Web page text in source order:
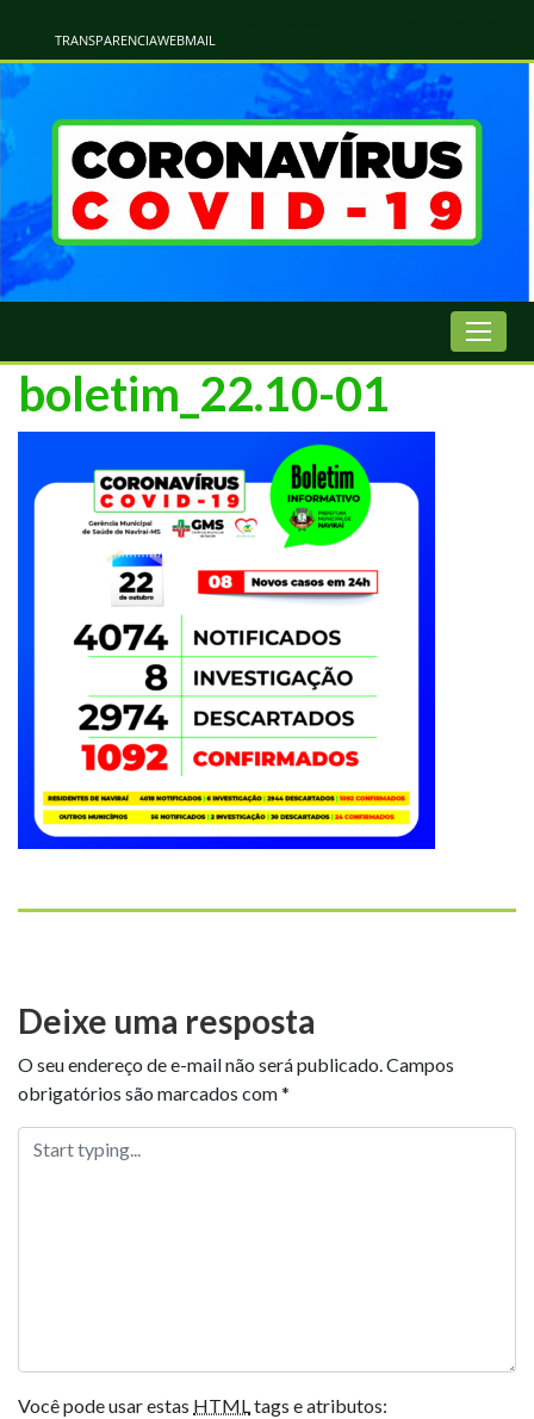
TRANSPARENCIAWEBMAIL
boletim_22.10-01
Deixe uma resposta
O seu endereço de e-mail não será publicado.Campos
obrigatórios são marcados com*
Você pode usar estas HTMLtags e atributos: